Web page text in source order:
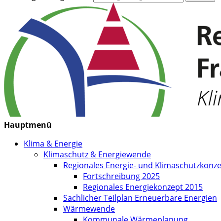
Hauptmenü
Klima & Energie
Klimaschutz & Energiewende
Regionales Energie- und
Fortschreibung 2025
Regionales Energiekonzept 2015
Sachlicher Teilplan Erneuerbare Energien
Wärmewende